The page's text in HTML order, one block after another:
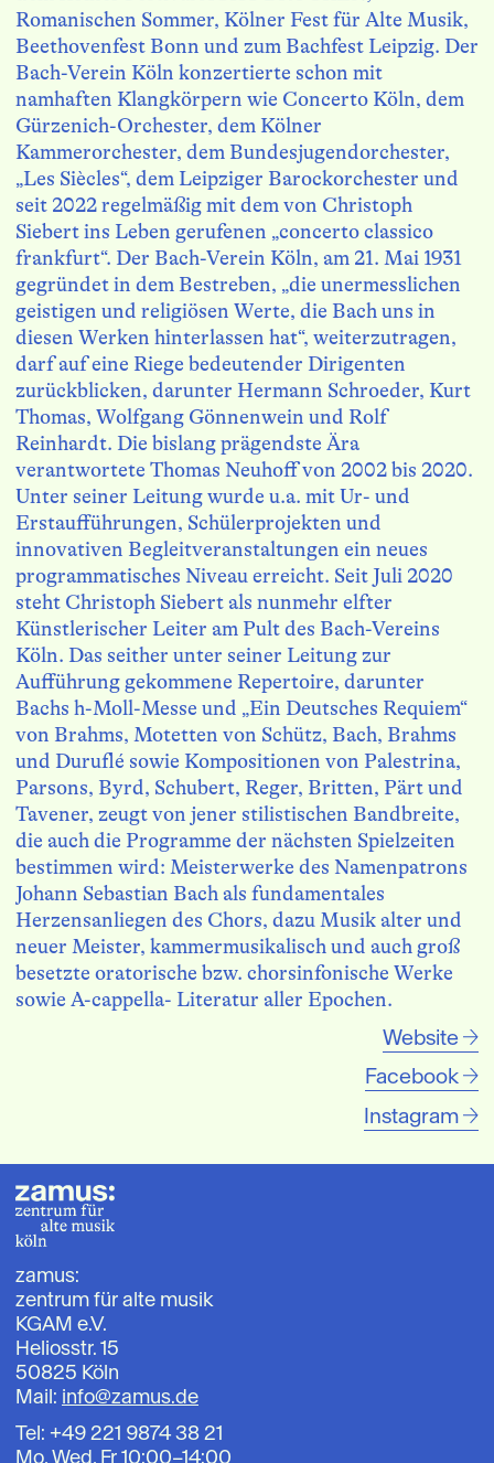
Romanischen Sommer, Kölner Fest für Alte Musik,
Beethovenfest Bonn und zum Bachfest Leipzig. Der
Bach-Verein Köln konzertierte schon mit
namhaften Klangkörpern wie Concerto Köln, dem
Gürzenich-Orchester, dem Kölner
Kammerorchester, dem Bundesjugendorchester,
„Les Siècles“, dem Leipziger Barockorchester und
seit 2022 regelmäßig mit dem von Christoph
Siebert ins Leben gerufenen „concerto classico
frankfurt“. Der Bach-Verein Köln, am 21. Mai 1931
gegründet in dem Bestreben, „die unermesslichen
geistigen und religiösen Werte, die Bach uns in
diesen Werken hinterlassen hat“, weiterzutragen,
darf auf eine Riege bedeutender Dirigenten
zurückblicken, darunter Hermann Schroeder, Kurt
Thomas, Wolfgang Gönnenwein und Rolf
Reinhardt. Die bislang prägendste Ära
verantwortete Thomas Neuhoff von 2002 bis 2020.
Unter seiner Leitung wurde u.a. mit Ur- und
Erstaufführungen, Schülerprojekten und
innovativen Begleitveranstaltungen ein neues
programmatisches Niveau erreicht. Seit Juli 2020
steht Christoph Siebert als nunmehr elfter
Künstlerischer Leiter am Pult des Bach-Vereins
Köln. Das seither unter seiner Leitung zur
Aufführung gekommene Repertoire, darunter
Bachs h-Moll-Messe und „Ein Deutsches Requiem“
von Brahms, Motetten von Schütz, Bach, Brahms
und Duruflé sowie Kompositionen von Palestrina,
Parsons, Byrd, Schubert, Reger, Britten, Pärt und
Tavener, zeugt von jener stilistischen Bandbreite,
die auch die Programme der nächsten Spielzeiten
bestimmen wird: Meisterwerke des Namenpatrons
Johann Sebastian Bach als fundamentales
Herzensanliegen des Chors, dazu Musik alter und
neuer Meister, kammermusikalisch und auch groß
besetzte oratorische bzw. chorsinfonische Werke
sowie A-cappella- Literatur aller Epochen.
Website
Facebook
Instagram
zamus:
zentrum für alte musik
KGAM e.V.
Heliosstr. 15
50825 Köln
Mail: info@zamus.de
Tel: +49 221 9874 38 21
Mo, Wed, Fr 10:00–14:00